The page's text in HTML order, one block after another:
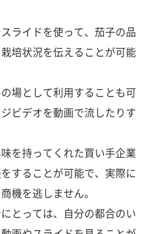
ライドを使って、茄子の品
培状況を伝えることが可能
場として利用することも可
ビデオを動画で流したりす
を持ってくれた買い手企業
することが可能で、実際に
機を逃しません。
とっては、自分の都合のい